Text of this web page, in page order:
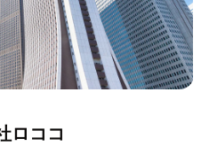
ロココ